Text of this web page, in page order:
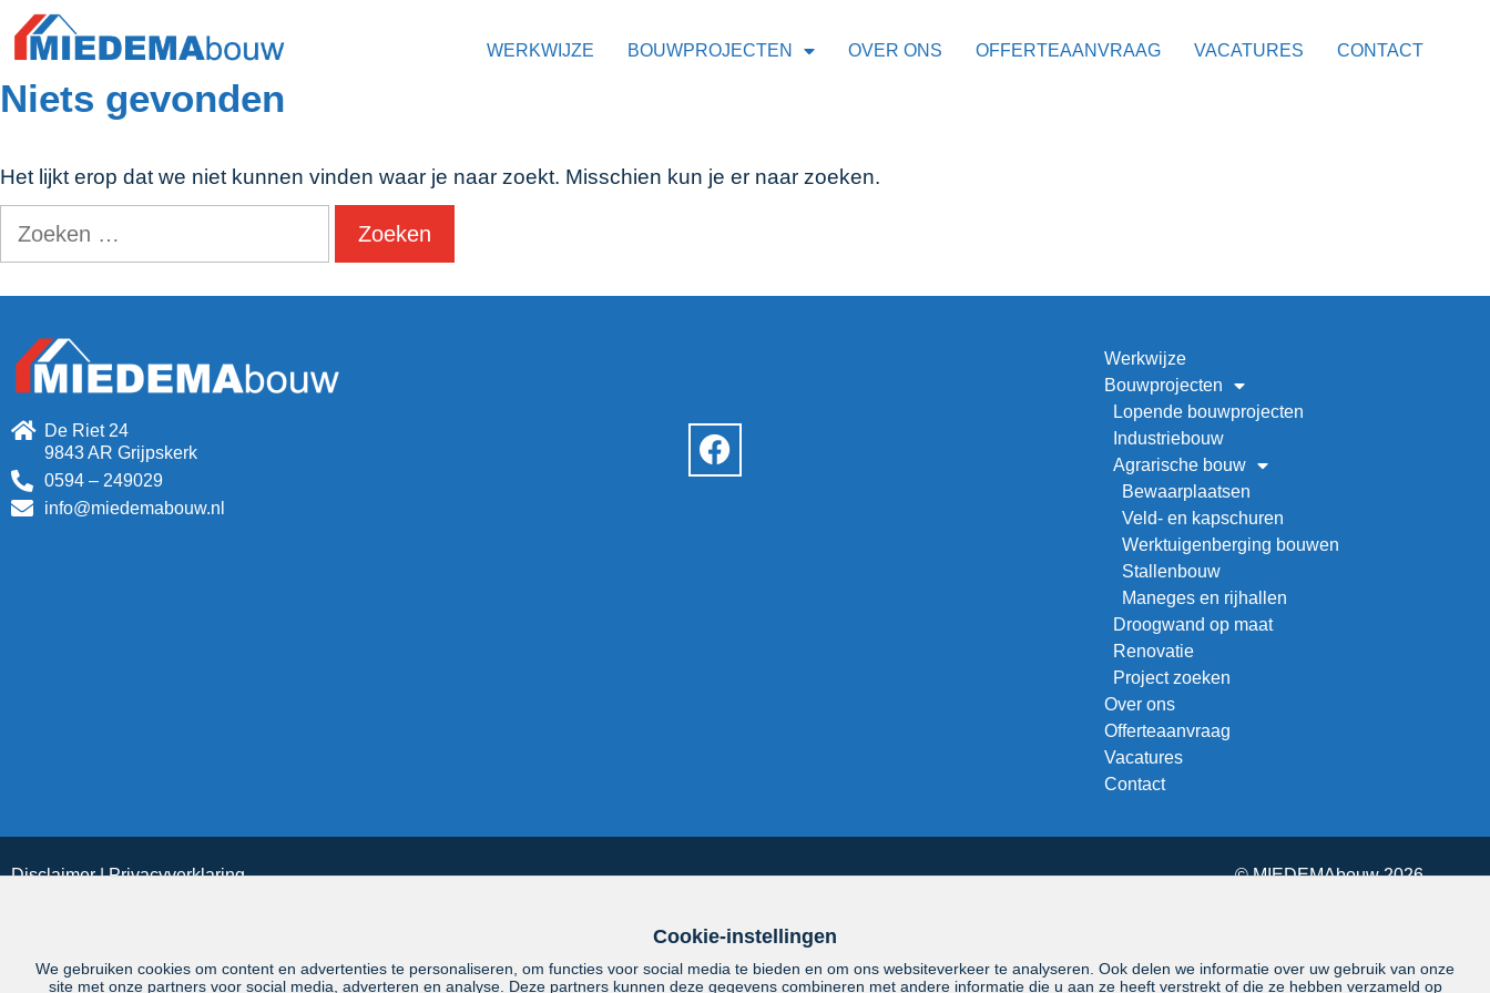
WERKWIJZE BOUWPROJECTEN OVER ONS OFFERTEAANVRAAG VACATURES CONTACT
Niets gevonden
Het lijkt erop dat we niet kunnen vinden waar je naar zoekt. Misschien kun je er naar zoeken.
De Riet 24
9843 AR Grijpskerk
0594 – 249029
info@miedemabouw.nl
Werkwijze
Bouwprojecten
Lopende bouwprojecten
Industriebouw
Agrarische bouw
Bewaarplaatsen
Veld- en kapschuren
Werktuigenberging bouwen
Stallenbouw
Maneges en rijhallen
Droogwand op maat
Renovatie
Project zoeken
Over ons
Offerteaanvraag
Vacatures
Contact
Disclaimer|Privacyverklaring © MIEDEMAbouw 2026
Cookie-instellingen
We gebruiken cookies om content en advertenties te personaliseren, om functies voor social media te bieden en om ons websiteverkeer te analyseren. Ook delen we informatie over uw gebruik van onze
site met onze partners voor social media, adverteren en analyse. Deze partners kunnen deze gegevens combineren met andere informatie die u aan ze heeft verstrekt of die ze hebben verzameld op